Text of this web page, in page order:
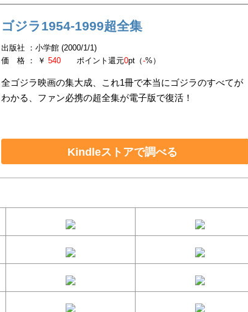
ゴジラ1954-1999超全集
出版社 ：小学館 (2000/1/1)
価 格 ： ￥540 ポイント還元0pt（-%）
全ゴジラ映画の集大成、これ1冊で本当にゴジラのすべてが
わかる、ファン必携の超全集が電子版で復活！
Kindleストアで調べる